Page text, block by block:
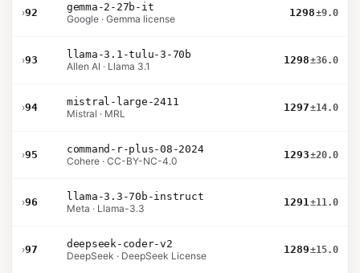
›92
gemma-2-27b-it
Google · Gemma license
1298±9.0
›93
llama-3.1-tulu-3-70b
Allen AI · Llama 3.1
1298±36.0
›94
mistral-large-2411
Mistral · MRL
1297±14.0
›95
command-r-plus-08-2024
Cohere · CC-BY-NC-4.0
1293±20.0
›96
llama-3.3-70b-instruct
Meta · Llama-3.3
1291±11.0
›97
deepseek-coder-v2
DeepSeek · DeepSeek License
1289±15.0